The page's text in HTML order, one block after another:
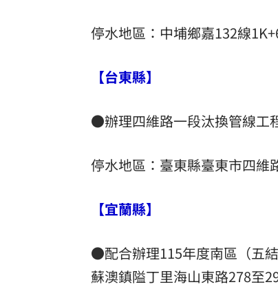
停水地區：中埔鄉嘉132線
【台東縣】
●辦理四維路一段汰換管線工
停水地區：臺東縣臺東市四維
【宜蘭縣】
●配合辦理115年度南區（五
蘇澳鎮隘丁里海山東路278至